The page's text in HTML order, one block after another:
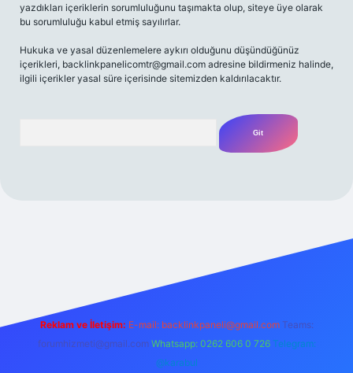
yazdıkları içeriklerin sorumluluğunu taşımakta olup, siteye üye olarak
bu sorumluluğu kabul etmiş sayılırlar.
Hukuka ve yasal düzenlemelere aykırı olduğunu düşündüğünüz
içerikleri, backlinkpanelicomtr@gmail.com adresine bildirmeniz halinde,
ilgili içerikler yasal süre içerisinde sitemizden kaldırılacaktır.
Reklam ve İletişim: E-mail: backlinkpaneli@gmail.com Teams:
forumhizmeti@gmail.com Whatsapp: 0262 606 0 726 Telegram:
@karabul